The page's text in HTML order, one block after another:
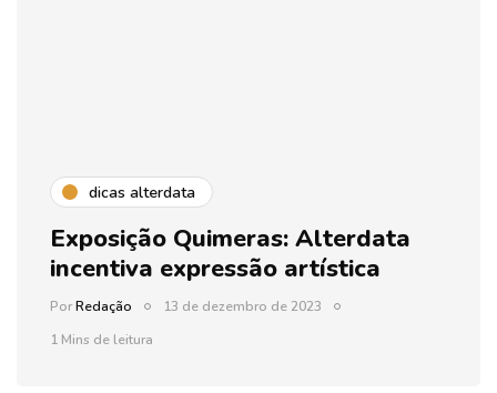
dicas alterdata
Exposição Quimeras: Alterdata
incentiva expressão artística
PorRedação
13 de dezembro de 2023
1 Mins de leitura